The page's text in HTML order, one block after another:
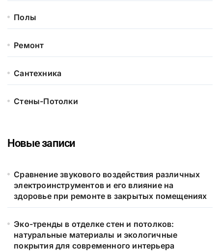
Полы
Ремонт
Сантехника
Стены-Потолки
Новые записи
Сравнение звукового воздействия различных
электроинструментов и его влияние на
здоровье при ремонте в закрытых помещениях
Эко-тренды в отделке стен и потолков:
натуральные материалы и экологичные
покрытия для современного интерьера